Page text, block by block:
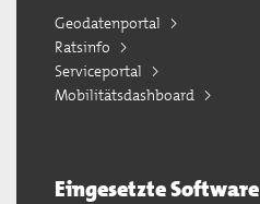
Geodatenportal
Ratsinfo
Serviceportal
Mobilitätsdashboard
Eingesetzte Software